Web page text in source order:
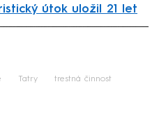
útok uložil 21 let
Tatry trestná činnost